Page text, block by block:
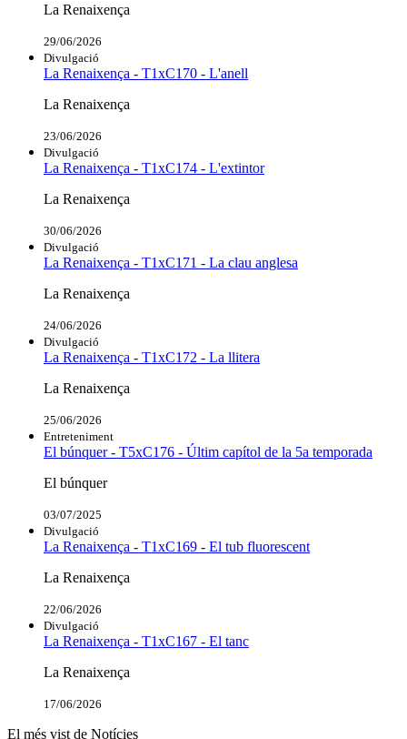
La Renaixença
29/06/2026
Divulgació
La Renaixença - T1xC170 - L'anell
La Renaixença
23/06/2026
Divulgació
La Renaixença - T1xC174 - L'extintor
La Renaixença
30/06/2026
Divulgació
La Renaixença - T1xC171 - La clau anglesa
La Renaixença
24/06/2026
Divulgació
La Renaixença - T1xC172 - La llitera
La Renaixença
25/06/2026
Entreteniment
El búnquer - T5xC176 - Últim capítol de la 5a temporada
El búnquer
03/07/2025
Divulgació
La Renaixença - T1xC169 - El tub fluorescent
La Renaixença
22/06/2026
Divulgació
La Renaixença - T1xC167 - El tanc
La Renaixença
17/06/2026
El més vist de Notícies